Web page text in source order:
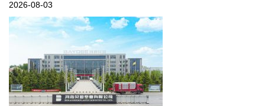
2026-08-03